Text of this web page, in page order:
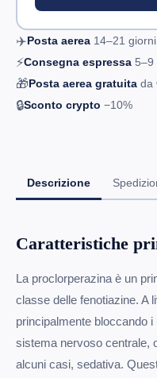
✈️Posta aerea 14–21 giorni
⚡Consegna espressa 5–9
🎁Posta aerea gratuita da
🔒Sconto crypto −10%
Descrizione
Caratteristiche
La proclorperazina è un
classe delle fenotiazine. A
principalmente bloccando
sistema nervoso centrale,
alcuni casi, sedativa.